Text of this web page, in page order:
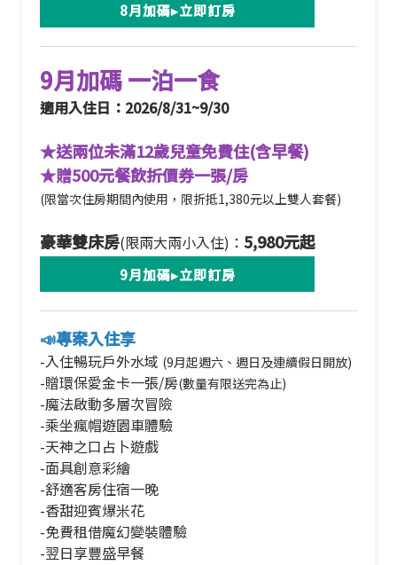
8月加碼▸立即訂房
9月加碼 一泊一食
適用入住日：2026/8/31~9/30
★送兩位未滿12歲兒童免費住(含早餐)
★贈500元餐飲折價券一張/房
(限當次住房期間內使用，限折抵1,380元以上雙人套餐)
豪華雙床房(限兩大兩小入住)： 5,980元起
9月加碼▸立即訂房
📣專案入住享
-入住暢玩戶外水域 (9月起週六、週日及連續假日開放)
-贈環保愛金卡一張/房(數量有限送完為止)
-魔法啟動多層次冒險
-乘坐瘋帽遊園車體驗
-天神之口占卜遊戲
-面具創意彩繪
-舒適客房住宿一晚
-香甜迎賓爆米花
-免費租借魔幻變裝體驗
-翌日享豐盛早餐